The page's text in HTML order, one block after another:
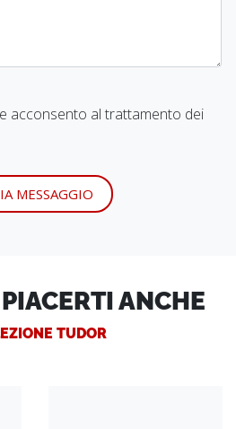
e acconsento al trattamento dei
MESSAGGIO
ANCHE
TUDOR